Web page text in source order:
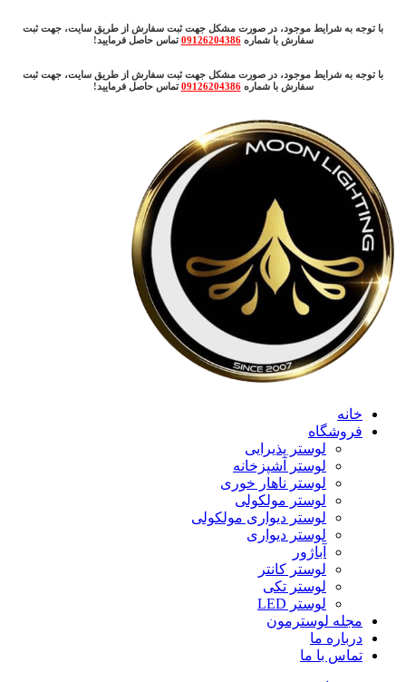
با توجه به شرایط موجود، در صورت مشکل جهت ثبت سفارش از طریق سایت، جهت ثبت
سفارش با شماره09126204386 تماس حاصل فرمایید!
با توجه به شرایط موجود، در صورت مشکل جهت ثبت سفارش از طریق سایت، جهت ثبت
سفارش با شماره09126204386 تماس حاصل فرمایید!
خانه
فروشگاه
لوستر پذیرایی
لوستر آشپزخانه
لوستر ناهار خوری
لوستر مولکولی
لوستر دیواری مولکولی
لوستر دیواری
آباژور
لوستر کانتر
لوستر تکی
لوستر LED
مجله لوسترمون
درباره ما
تماس با ما